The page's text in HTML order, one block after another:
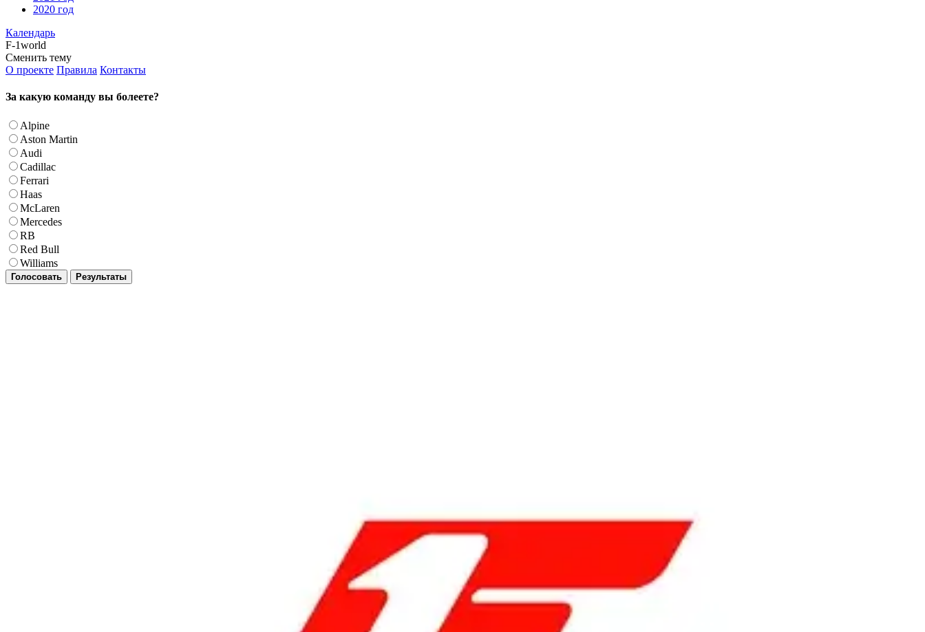
2020 год
Календарь
F-1world
Сменить тему
О проекте Правила Контакты
За какую команду вы болеете?
Alpine
Aston Martin
Audi
Cadillac
Ferrari
Haas
McLaren
Mercedes
RB
Red Bull
Williams
Голосовать Результаты